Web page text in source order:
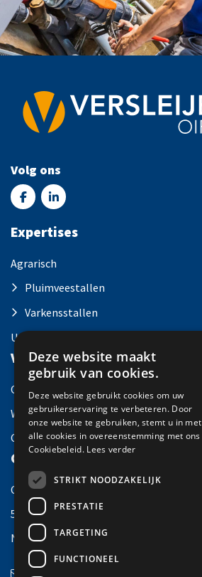
Volg ons
Expertises
Agrarisch
Pluimveestallen
Varkensstallen
Utiliteit
Versleijen Oirlo
Over Versleijen
Werken bij
Contact
Contact
Castenrayseweg 14
5808 AG Oirlo
Nederland
info@versleijen.com
Deze website maakt
gebruik van cookies.
Deze website gebruikt cookies om uw
gebruikerservaring te verbeteren. Door
onze website te gebruiken, stemt u in met
alle cookies in overeenstemming met ons
Cookiebeleid. Lees verder
STRIKT NOODZAKELIJK
PRESTATIE
TARGETING
FUNCTIONEEL